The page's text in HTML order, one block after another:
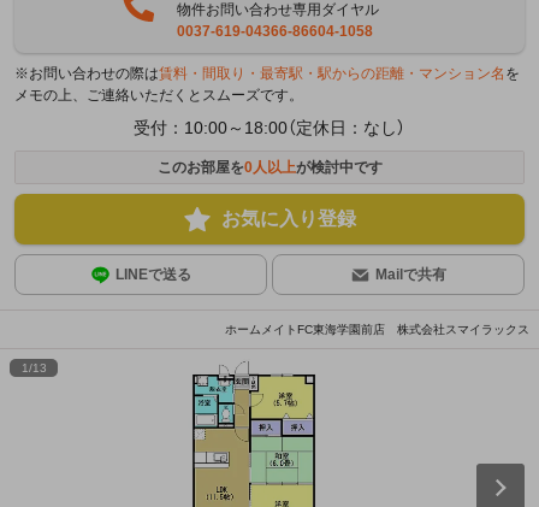
物件お問い合わせ専用ダイヤル
0037-619-04366-86604-1058
※お問い合わせの際は賃料・間取り・最寄駅・駅からの距離・マンション名 を
メモの上、ご連絡いただくとスムーズです。
受付：10:00～18:00（定休日：なし）
このお部屋を0人以上が検討中です
お気に入り登録
LINEで送る Mailで共有
ホームメイトFC東海学園前店 株式会社スマイラックス
1/13